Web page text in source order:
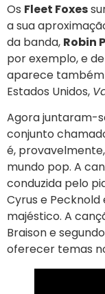
Os Fleet Foxes
a sua
da banda, Robin
por exemplo, e
aparece também
Estados Unidos,
Agora juntaram-
conjunto
é,
mundo pop. A
conduzida pelo
Cyrus e
majéstico. A
Braison e
oferecer temas